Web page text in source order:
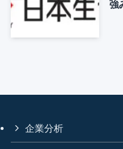
強
企業分析